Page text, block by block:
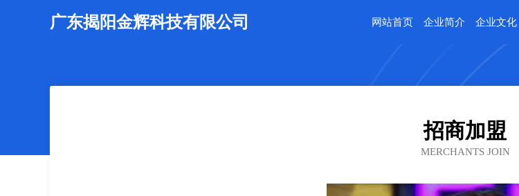
广东揭阳金辉科技有限公司 网站首页 企业简介 企业文化
招商加盟
MERCHANTS JOIN